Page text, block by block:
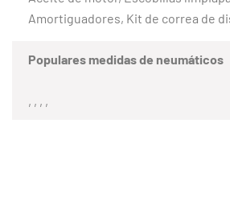
Amortiguadores, Kit de correa de
Populares medidas de neumáticos
, , , ,